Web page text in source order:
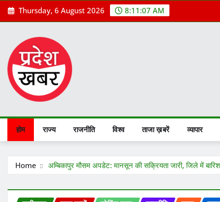
Skip
to
Thursday, 6 August 2026 8:11:08 AM
होम राज्य राजनीति विश्व ताजा ख़बरें व्यापार
Home अम्बिकापुर मौसम अपडेट: मानसून की सक्रियता जारी, जिले में